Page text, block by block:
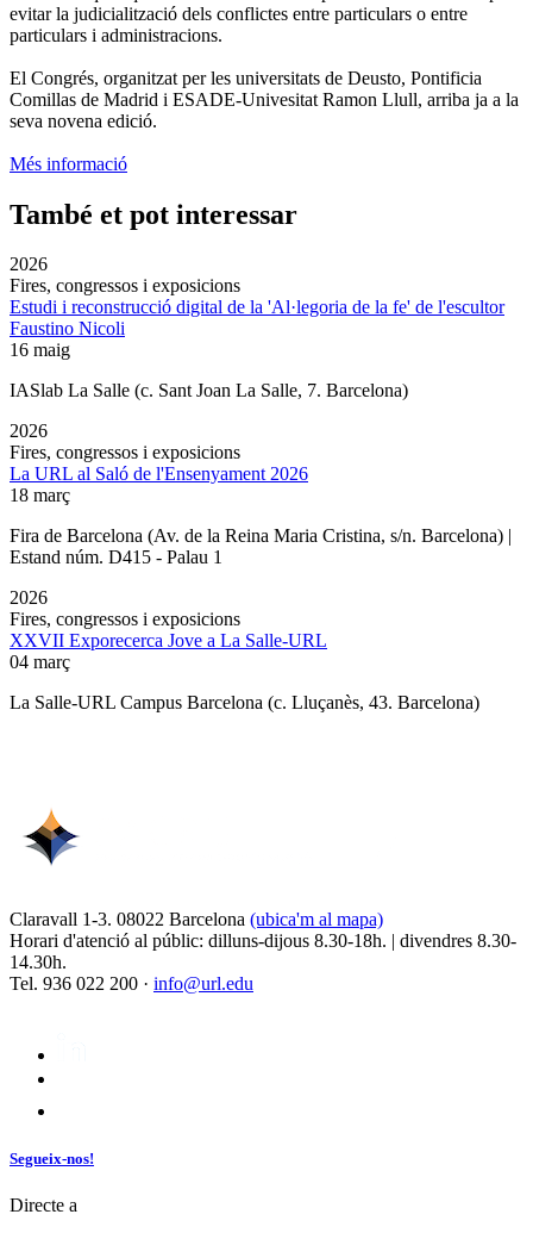
evitar la judicialització dels conflictes entre particulars o entre
particulars i administracions.
El Congrés, organitzat per les universitats de Deusto, Pontificia
Comillas de Madrid i ESADE-Univesitat Ramon Llull, arriba ja a la
seva novena edició.
Més informació
També et pot interessar
2026
Fires, congressos i exposicions
Estudi i reconstrucció digital de la 'Al·legoria de la fe' de l'escultor
Faustino Nicoli
16 maig
IASlab La Salle (c. Sant Joan La Salle, 7. Barcelona)
2026
Fires, congressos i exposicions
La URL al Saló de l'Ensenyament 2026
18 març
Fira de Barcelona (Av. de la Reina Maria Cristina, s/n. Barcelona) |
Estand núm. D415 - Palau 1
2026
Fires, congressos i exposicions
XXVII Exporecerca Jove a La Salle-URL
04 març
La Salle-URL Campus Barcelona (c. Lluçanès, 43. Barcelona)
Claravall 1-3. 08022 Barcelona (ubica'm al mapa)
Horari d'atenció al públic: dilluns-dijous 8.30-18h. | divendres 8.30-
14.30h.
Tel. 936 022 200 · info@url.edu
Segueix-nos!
Directe a